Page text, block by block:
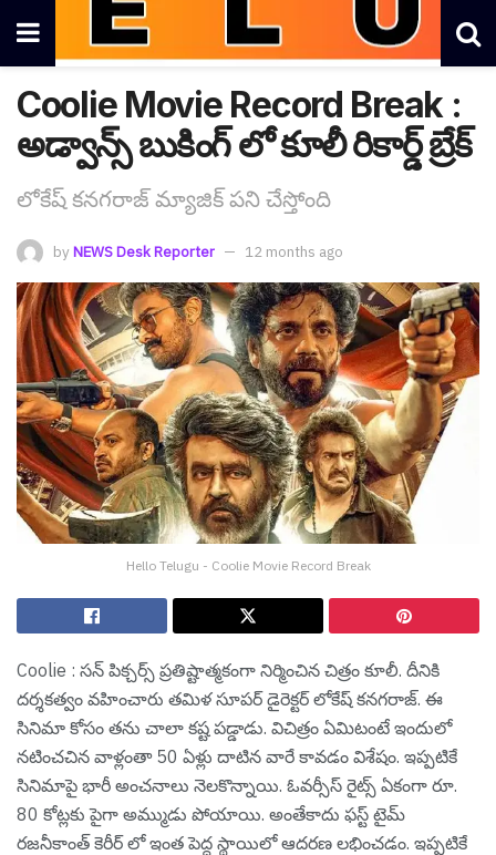
Coolie Movie Record Break :
అడ్వాన్స్ బుకింగ్ లో కూలీ రికార్డ్ బ్రేక్
లోకేష్ క‌న‌గ‌రాజ్ మ్యాజిక్ ప‌ని చేస్తోంది
by NEWS Desk Reporter 12 months ago
Hello Telugu - Coolie Movie Record Break
Coolie : స‌న్ పిక్చ‌ర్స్ ప్ర‌తిష్టాత్మ‌కంగా నిర్మించిన చిత్రం కూలీ. దీనికి
ద‌ర్శ‌క‌త్వం వ‌హించారు త‌మిళ సూప‌ర్ డైరెక్ట‌ర్ లోకేష్ క‌న‌గ‌రాజ్. ఈ
సినిమా కోసం త‌ను చాలా క‌ష్ట ప‌డ్డాడు. విచిత్రం ఏమిటంటే ఇందులో
న‌టించ‌చిన వాళ్లంతా 50 ఏళ్లు దాటిన వారే కావ‌డం విశేషం. ఇప్ప‌టికే
సినిమాపై భారీ అంచ‌నాలు నెల‌కొన్నాయి. ఓవ‌ర్సీస్ రైట్స్ ఏకంగా రూ.
80 కోట్ల‌కు పైగా అమ్ముడు పోయాయి. అంతేకాదు ఫ‌స్ట్ టైమ్
ర‌జ‌నీకాంత్ కెరీర్ లో ఇంత పెద్ద స్థాయిలో ఆద‌ర‌ణ ల‌భించ‌డం. ఇప్ప‌టికే